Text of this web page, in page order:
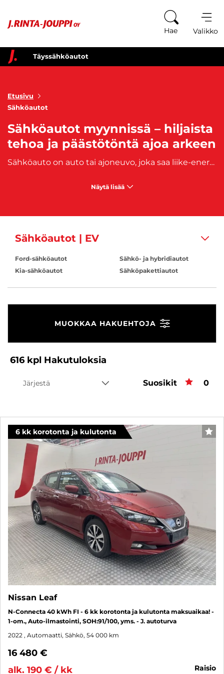
Hae Valikko
Täyssähköautot
Etusivu
Sähköautot
Sähköautot myynnissä – hiljaista
tehoa ja päästötöntä ajoa arkeen
Sähköauto on auto tai ajoneuvo, joka saa liike-energiansa täysin sähkömoottorista. Täyssähköauton energiavarastona toimivat akut ja toimintasäde autoilla on parhaimmillaan yli 500 kilometriä. Sähköautoja on aloitettu suosimaan EU-alueella niiden ympäristöystävällisyyden vuoksi. Lisäksi polttoainekustannusten jatkuva kasvu on lisännyt sähköautojen kysyntää.
Näytä lisää
Sähköautot | EV
Ford-sähköautot
Kia-sähköautot
Sähkö- ja hybridiautot
Sähköpakettiautot
MUOKKAA HAKUEHTOJA
616 kpl Hakutuloksia
Järjestä Suosikit 0
6 kk korotonta ja kulutonta
Nissan Leaf
N-Connecta 40 kWh FI - 6 kk korotonta ja kulutonta maksuaikaa! -
1-om., Auto-ilmastointi, SOH:91/100, yms. - J. autoturva
2022 , Automaatti, Sähkö, 54 000 km
16 480 €
alk. 190 € / kk
raisio